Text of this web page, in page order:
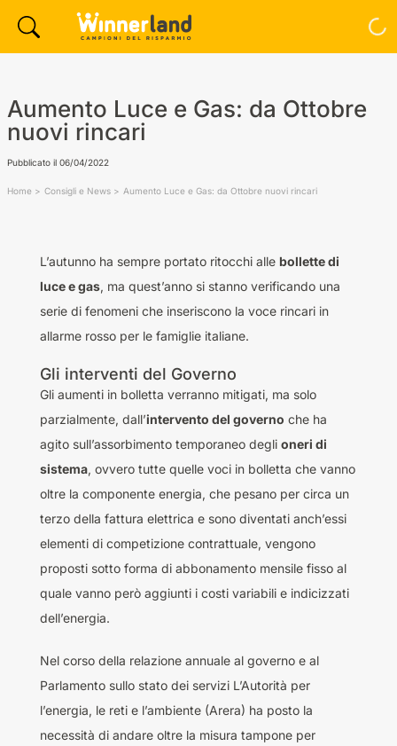
Aumento Luce e Gas: da Ottobre
nuovi rincari
Pubblicato il 06/04/2022
Home Consigli e News Aumento Luce e Gas: da Ottobre nuovi rincari
L’autunno ha sempre portato ritocchi alle bollette di
luce e gas, ma quest’anno si stanno verificando una
serie di fenomeni che inseriscono la voce rincari in
allarme rosso per le famiglie italiane.
Gli interventi del Governo
Gli aumenti in bolletta verranno mitigati, ma solo
parzialmente, dall’intervento del governo che ha
agito sull’assorbimento temporaneo degli oneri di
sistema, ovvero tutte quelle voci in bolletta che vanno
oltre la componente energia, che pesano per circa un
terzo della fattura elettrica e sono diventati anch’essi
elementi di competizione contrattuale, vengono
proposti sotto forma di abbonamento mensile fisso al
quale vanno però aggiunti i costi variabili e indicizzati
dell’energia.
Nel corso della relazione annuale al governo e al
Parlamento sullo stato dei servizi L’Autorità per
l’energia, le reti e l’ambiente (Arera) ha posto la
necessità di andare oltre la misura tampone per